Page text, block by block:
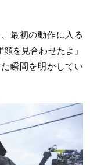
最初の動作に入る
を見合わせたよ」
瞬間を明かしてい